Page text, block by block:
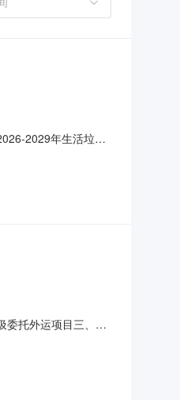
2029年生活垃圾
委托外运项目三、项